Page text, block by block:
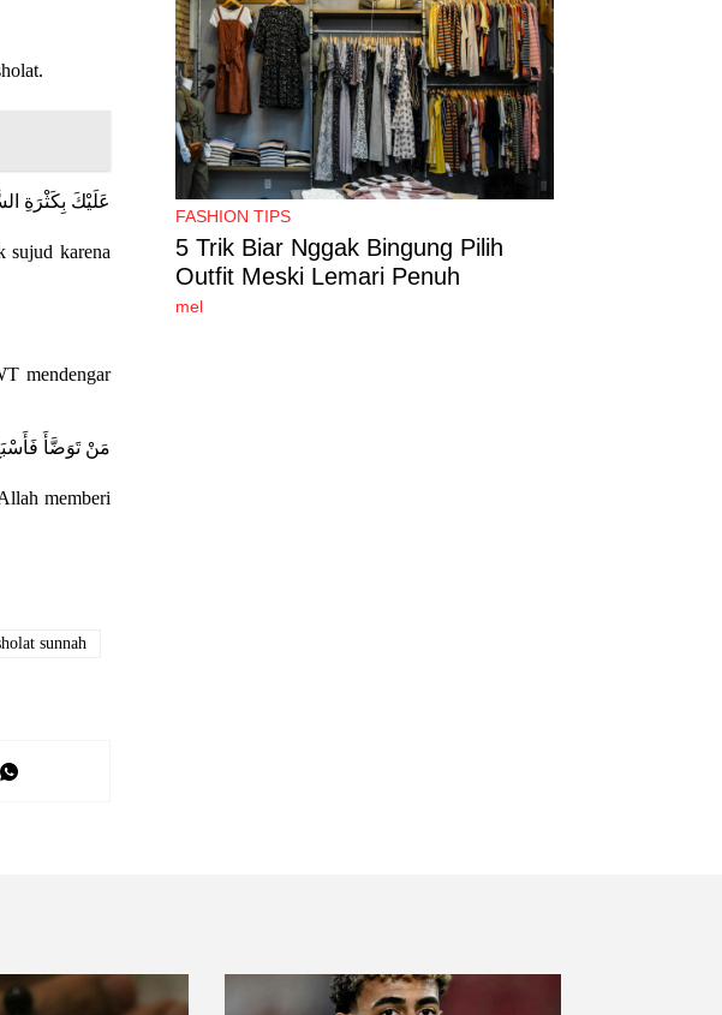
عَلَيْكَ بِكَثْرَةِ
sujud karena
mendengar
مَنْ تَوَضَّأَ
memberi
sunnah
FASHION TIPS
5 Trik Biar Nggak Bingung Pilih
Outfit Meski Lemari Penuh
mel